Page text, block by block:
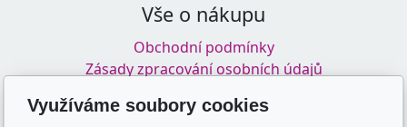
Vše o nákupu
Obchodní podmínky
Zásady zpracování osobních údajů
Využíváme soubory cookies